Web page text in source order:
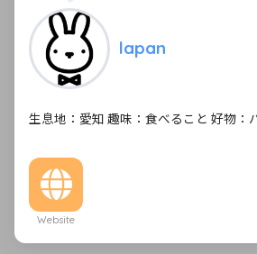
lapan
生息地：愛知 趣味：食べること 好物：
Website